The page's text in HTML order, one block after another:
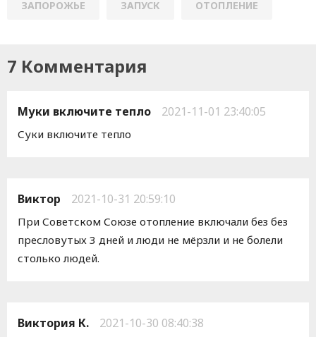
ЗАПОРОЖЬЕ ЗАПУСК ОТОПЛЕНИЕ
7 Комментария
Муки включите тепло 2021-11-01 23:40:05
Суки включите тепло
Виктор 2021-10-31 20:59:10
При Советском Союзе отопление включали без без
пресловутых 3 дней и люди не мёрзли и не болели
столько людей.
Виктория К. 2021-10-30 08:40:38